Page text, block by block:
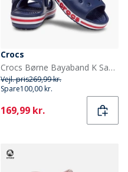
Crocs
Crocs Børne Bayaband K Sandaler Navy/Pepper
Vejl. pris269,99 kr.
Spare100,00 kr.
Current
169,99 kr.